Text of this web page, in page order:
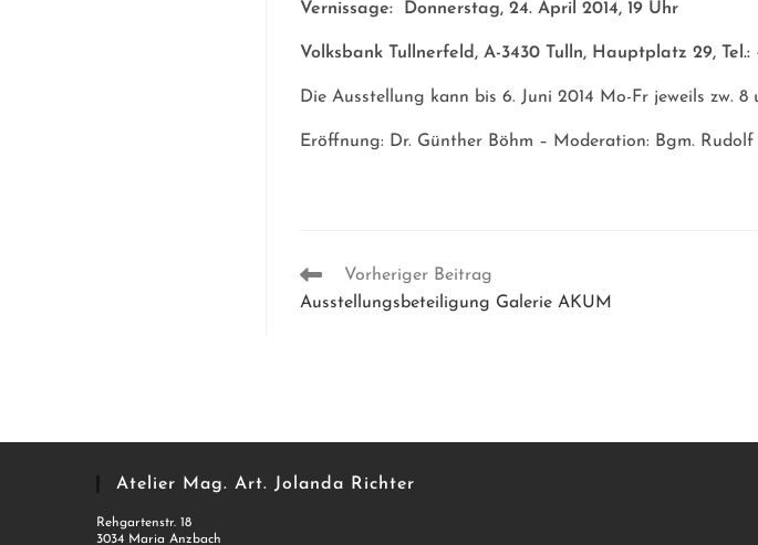
Vernissage: Donnerstag, 24. April 2014, 19 Uhr
Volksbank Tullnerfeld, A-3430 Tulln, Hauptplatz 29, Tel.:
Die Ausstellung kann bis 6. Juni 2014 Mo-Fr jeweils zw. 8
Eröffnung: Dr. Günther Böhm – Moderation: Bgm. Rudolf
Weitere
Artikel
Vorheriger Beitrag
Ausstellungsbeteiligung Galerie AKUM
Atelier Mag. Art. Jolanda Richter
Rehgartenstr. 18
3034 Maria Anzbach